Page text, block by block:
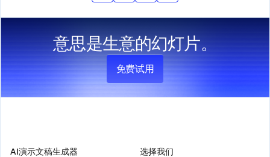
意思是生意的幻灯片。
免费试用
AI演示文稿生成器
选择我们